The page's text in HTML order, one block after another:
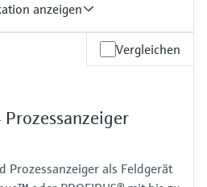
anzeigen
Vergleichen
Prozessanzeiger
Prozessanzeiger als Feldgerät